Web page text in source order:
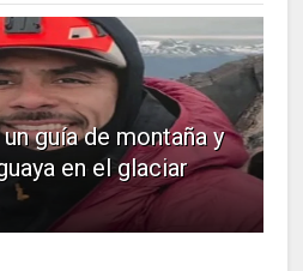
guía de montaña y
en el glaciar